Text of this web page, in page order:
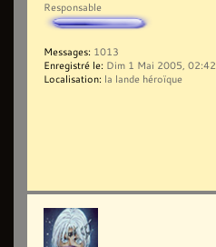
Responsable
Messages: 1013
Enregistré le: Dim 1 Mai 2005, 02:42
Localisation: la lande héroïque